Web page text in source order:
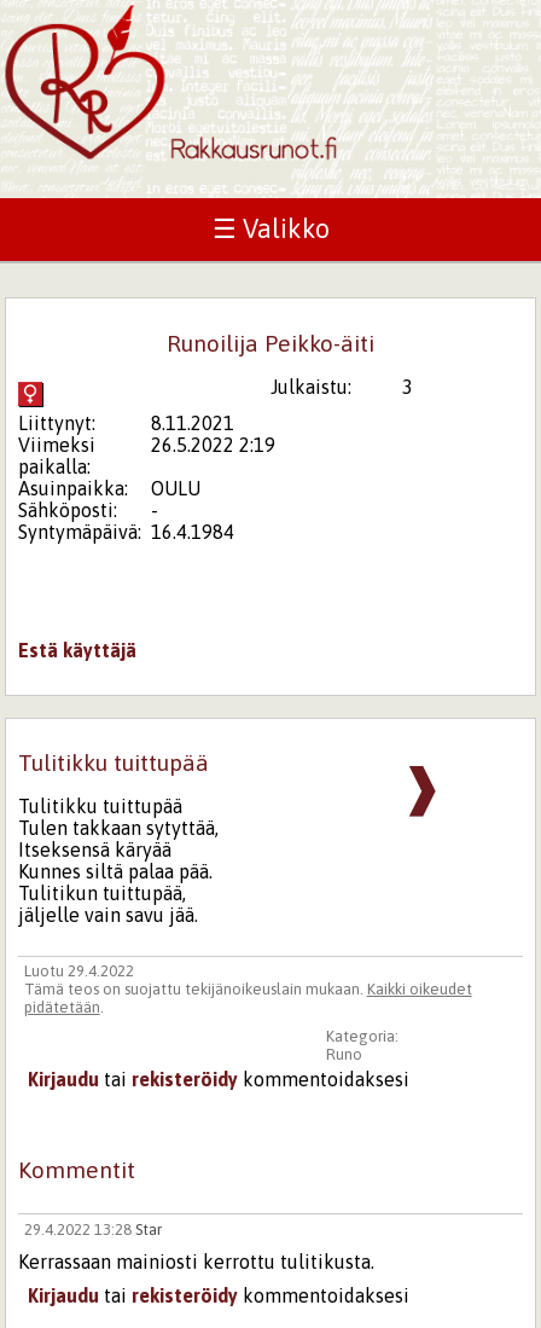
☰ Valikko
Runoilija Peikko-äiti
Julkaistu:
3
Liittynyt:
8.11.2021
Viimeksi
paikalla:
26.5.2022 2:19
Asuinpaikka:
OULU
Sähköposti:
-
Syntymäpäivä: 16.4.1984
Estä käyttäjä
❱
Tulitikku tuittupää
Tulitikku tuittupää
Tulen takkaan sytyttää,
Itseksensä käryää
Kunnes siltä palaa pää.
Tulitikun tuittupää,
jäljelle vain savu jää.
Luotu 29.4.2022
Tämä teos on suojattu tekijänoikeuslain mukaan. Kaikki oikeudet
pidätetään.
Kategoria:
Runo
Kirjaudu tai rekisteröidy kommentoidaksesi
Kommentit
29.4.2022 13:28 Star
Kerrassaan mainiosti kerrottu tulitikusta.
Kirjaudu tai rekisteröidy kommentoidaksesi